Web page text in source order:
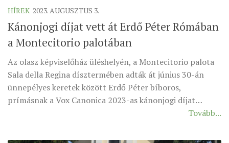
HÍREK 2023. AUGUSZTUS 3.
Kánonjogi díjat vett át Erdő Péter Rómában
a Montecitorio palotában
Az olasz képviselőház üléshelyén, a Montecitorio palota
Sala della Regina dísztermében adták át június 30-án
ünnepélyes keretek között Erdő Péter bíboros,
prímásnak a Vox Canonica 2023-as kánonjogi díjat…
Tovább...